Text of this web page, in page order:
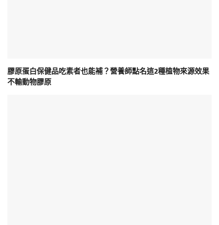
膠原蛋白保健品吃素者也能補？營養師點名這2種植物來源效果
不輸動物膠原